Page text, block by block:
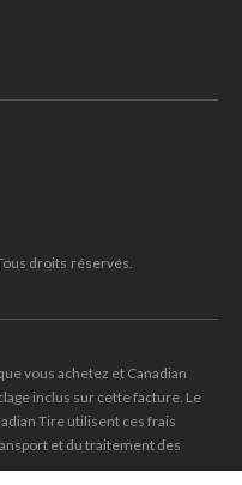
droits réservés.
vous achetez et Canadian
inclus sur cette facture. Le
Tire utilisent ces frais
et du traitement des